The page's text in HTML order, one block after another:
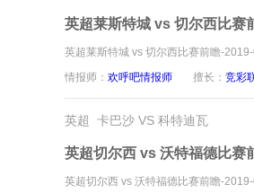
英超莱斯特城 vs 切尔西比赛
英超莱斯特城 vs 切尔西比赛前瞻-
情报师： 欢呼吧情报师 擅长： 竞彩
英超 卡巴沙 VS 科特迪瓦
英超切尔西 vs 沃特福德比赛
英超切尔西 vs 沃特福德比赛前瞻-